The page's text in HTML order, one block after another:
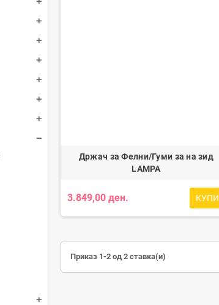
Држач за Фелни/Гуми за на зид
LAMPA
3.849,00 ден. КУПИ
Приказ 1-2 од 2 ставка(и)